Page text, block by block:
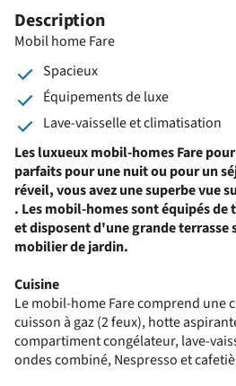
Description
Mobil home Fare
Spacieux
Équipements de luxe
Lave-vaisselle et climatisation
Les luxueux mobil-homes Fare
parfaits pour une nuit ou pour un
réveil, vous avez une superbe vue
. Les mobil-homes sont équipés
et disposent d'une grande terrasse
mobilier de jardin.
Cuisine
Le mobil-home Fare comprend une
cuisson à gaz (2 feux), hotte
compartiment congélateur, lave-
ondes combiné, Nespresso et